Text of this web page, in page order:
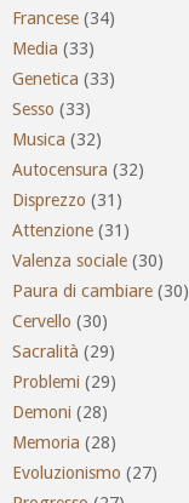
Francese (34)
Media (33)
Genetica (33)
Sesso (33)
Musica (32)
Autocensura (32)
Disprezzo (31)
Attenzione (31)
Valenza sociale (30)
Paura di cambiare (30)
Cervello (30)
Sacralità (29)
Problemi (29)
Demoni (28)
Memoria (28)
Evoluzionismo (27)